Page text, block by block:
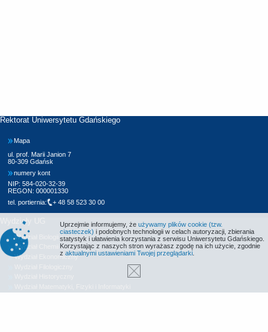
Rektorat Uniwersytetu Gdańskiego
Mapa
ul. prof. Marii Janion 7
80-309 Gdańsk
numery kont
NIP: 584-020-32-39
REGON: 000001330
tel. portiernia:
+ 48 58 523 30 00
Wydziały UG
Wydział Biologii
Wydział Chemii
Wydział Ekonomiczny
Uprzejmie informujemy, że używamy plików cookie (tzw.
ciasteczek) i podobnych technologii w celach autoryzacji, zbierania
statystyk i ułatwienia korzystania z serwisu Uniwersytetu Gdańskiego.
Korzystając z naszych stron wyrażasz zgodę na ich użycie, zgodnie
z aktualnymi ustawieniami Twojej przeglądarki